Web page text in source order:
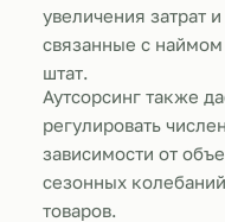
увеличения затрат
связанные с
штат.
Аутсорсинг также
регулировать
зависимости от
сезонных
товаров.